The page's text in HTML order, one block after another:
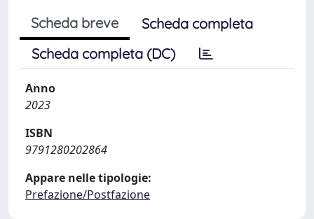
Scheda breve
Scheda completa
Scheda completa (DC)
Anno
2023
ISBN
9791280202864
Appare nelle tipologie:
Prefazione/Postfazione